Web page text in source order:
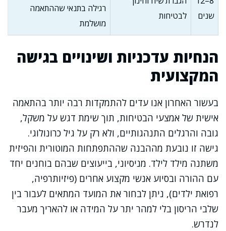
שנים
לבטיחות
רגילה בתנאי שההתאמה
מושלמת
הנחיות עדכניות ושינויים בגישה
המקצועית
בעשור האחרון אנו עדים להתמקדות רבה יותר בהתאמה
אישית של אמצעי הבטיחות, תוך שימת דגש על משקל,
גובה והרגלים התנהגותיים, ולא רק על גיל כרונולוגי.
גישה זו נובעת מההבנה שההתפתחות המוטורית והפיזית
משתנה מילד לילד. מניסיוני, בייעוצים שבהם בוחנים יחד
עם ההורה ובסיוע אנשי מקצוע אחרים (פיזיותרפיה,
רפואת ילדים), ניתן לבחור את המועד המתאים לעבור בין
שלבי הריסון בלי למהר יתר על המידה או להאריך מעבר
לנדרש.